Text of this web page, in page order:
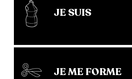
JE SUIS
JE ME FORME